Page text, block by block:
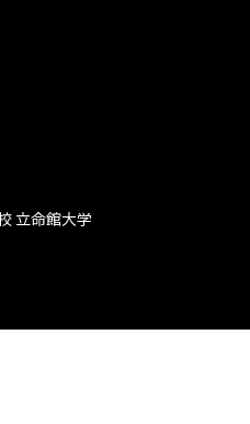
立命館大学